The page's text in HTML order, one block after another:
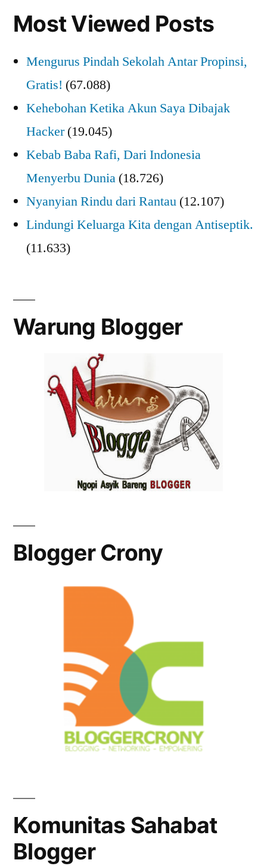
Most Viewed Posts
Mengurus Pindah Sekolah Antar Propinsi,
Gratis! (67.088)
Kehebohan Ketika Akun Saya Dibajak
Hacker (19.045)
Kebab Baba Rafi, Dari Indonesia
Menyerbu Dunia (18.726)
Nyanyian Rindu dari Rantau (12.107)
Lindungi Keluarga Kita dengan Antiseptik.
(11.633)
Warung Blogger
Blogger Crony
Komunitas Sahabat
Blogger